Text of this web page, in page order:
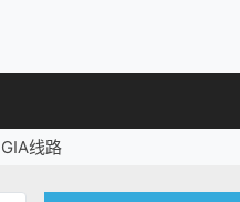
GIA线路